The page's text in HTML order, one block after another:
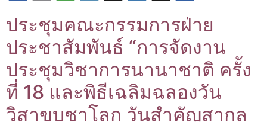
ประชุมคณะกรรมการฝ่าย
ประชาสัมพันธ์ “การจัดงาน
ประชุมวิชาการนานาชาติ ครั้ง
ที่ 18 และพิธีเฉลิมฉลองวัน
วิสาขบูชาโลก วันสำคัญสากล